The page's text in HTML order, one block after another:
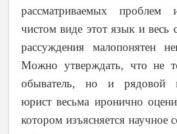
рассматриваемых
чистом виде этот язык и весь
рассуждения малопонятен
Можно утверждать, что не
обыватель, но и рядовой
юрист весьма иронично
котором изъясняется научное